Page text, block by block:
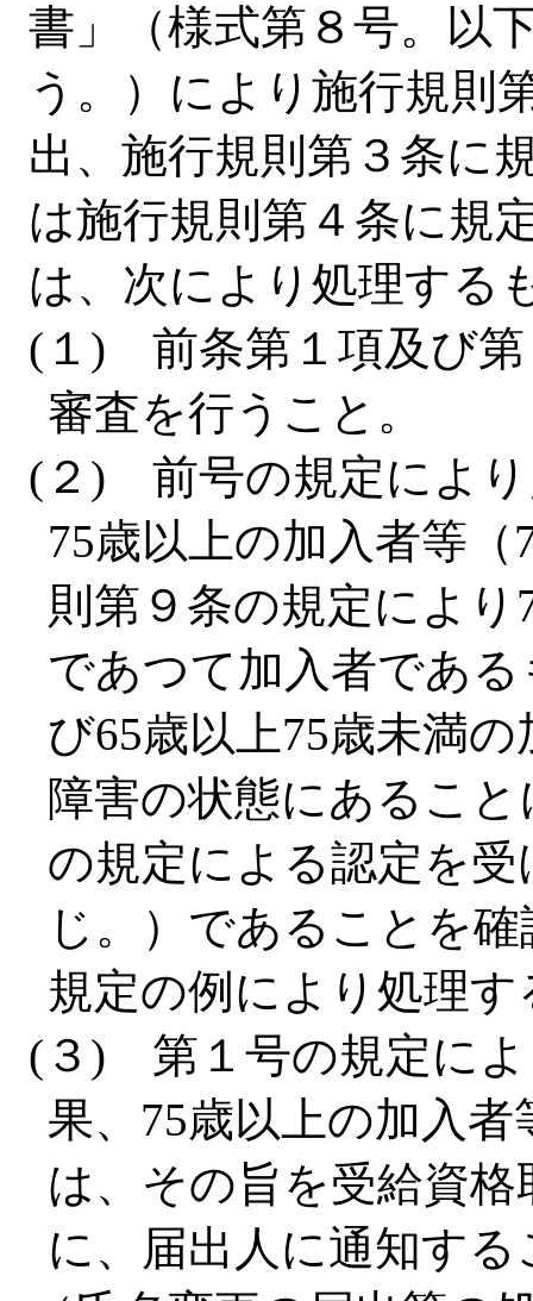
書」（様式第８号。以
う。）により施行規則
出、施行規則第３条に
は施行規則第４条に規
は、次により処理する
(１) 前条第１項及び第
審査を行うこと。
(２) 前号の規定により
75歳以上の加入者等
則第９条の規定によ
であつて加入者であ
び65歳以上75歳未満
障害の状態にあるこ
の規定による認定を
じ。）であることを
規定の例により処理す
(３) 第１号の規定によ
果、75歳以上の加入
は、その旨を受給資
に、届出人に通知する